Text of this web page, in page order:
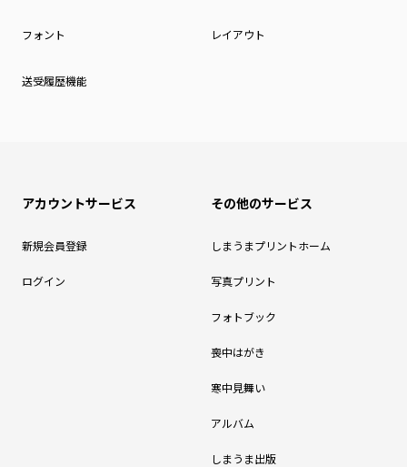
フォント レイアウト
送受履歴機能
アカウントサービス
新規会員登録
ログイン
その他のサービス
しまうまプリントホーム
写真プリント
フォトブック
喪中はがき
寒中見舞い
アルバム
しまうま出版